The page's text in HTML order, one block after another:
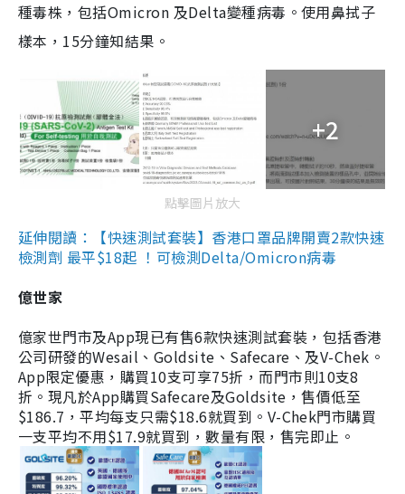
種毒株，包括Omicron 及Delta變種病毒。使用鼻拭子
樣本，15分鐘知結果。
+2
點擊圖片放大
延伸閱讀：【快速測試套裝】香港口罩品牌開賣2款快速
檢測劑 最平$18起 ！可檢測Delta/Omicron病毒
億世家
億家世門市及App現已有售6款快速測試套裝，包括香港
公司研發的Wesail、Goldsite、Safecare、及V-Chek。
App限定優惠，購買10支可享75折，而門市則10支8
折。現凡於App購買Safecare及Goldsite，售價低至
$186.7，平均每支只需$18.6就買到。V-Chek門市購買
一支平均不用$17.9就買到，數量有限，售完即止。